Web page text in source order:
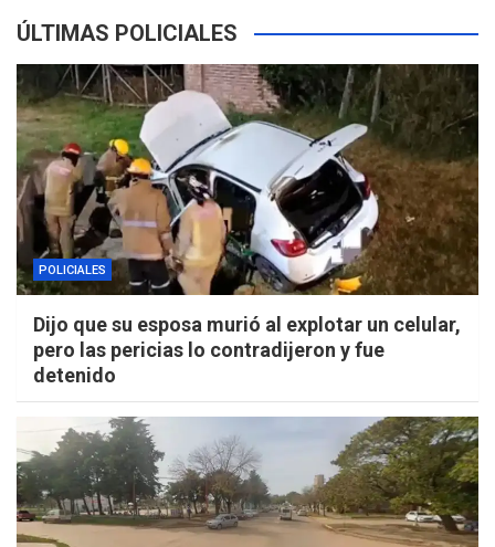
ÚLTIMAS POLICIALES
POLICIALES
Dijo que su esposa murió al explotar un celular,
pero las pericias lo contradijeron y fue
detenido